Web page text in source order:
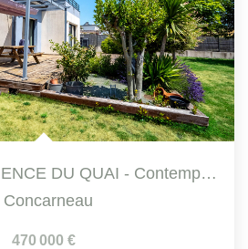
EXCLUSIVITÉ AGENCE DU QUAI - Contemporaine 5 Pièce(s)...
Concarneau
470 000 €